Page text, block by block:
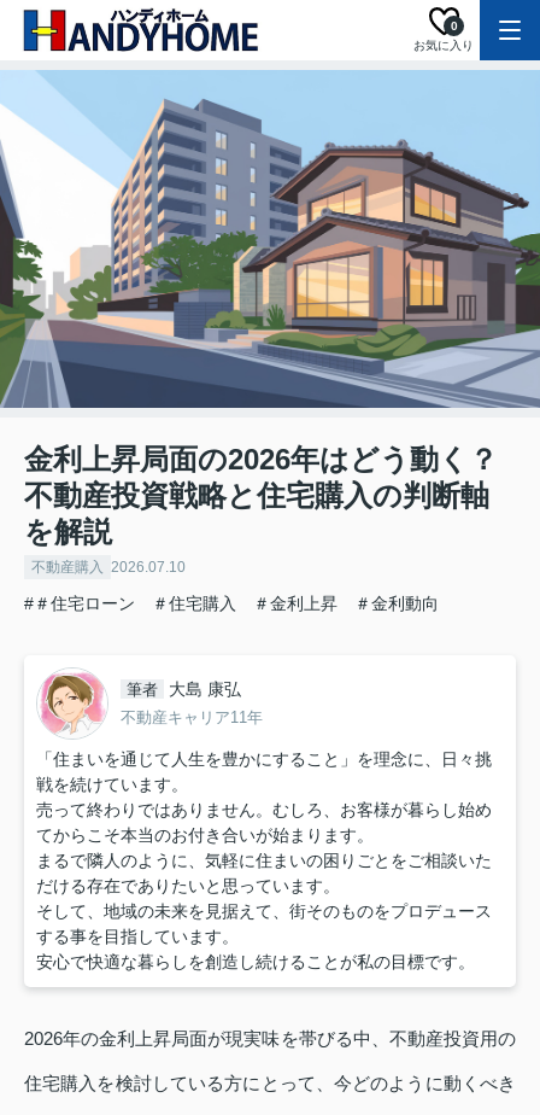
お気に入り
0
金利上昇局面の2026年はどう動く？
不動産投資戦略と住宅購入の判断軸
を解説
不動産購入 2026.07.10
#＃住宅ローン ＃住宅購入 ＃金利上昇 ＃金利動向
筆者 大島 康弘
不動産キャリア11年
「住まいを通じて人生を豊かにすること」を理念に、日々挑
戦を続けています。
売って終わりではありません。むしろ、お客様が暮らし始め
てからこそ本当のお付き合いが始まります。
まるで隣人のように、気軽に住まいの困りごとをご相談いた
だける存在でありたいと思っています。
そして、地域の未来を見据えて、街そのものをプロデュース
する事を目指しています。
安心で快適な暮らしを創造し続けることが私の目標です。
2026年の金利上昇局面が現実味を帯びる中、不動産投資用の
住宅購入を検討している方にとって、今どのように動くべき